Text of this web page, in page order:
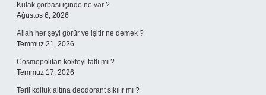
Kulak çorbası içinde ne var ?
Ağustos 6, 2026
Allah her şeyi görür ve işitir ne demek ?
Temmuz 21, 2026
Cosmopolitan kokteyl tatlı mı ?
Temmuz 17, 2026
Terli koltuk altına deodorant sıkılır mı ?